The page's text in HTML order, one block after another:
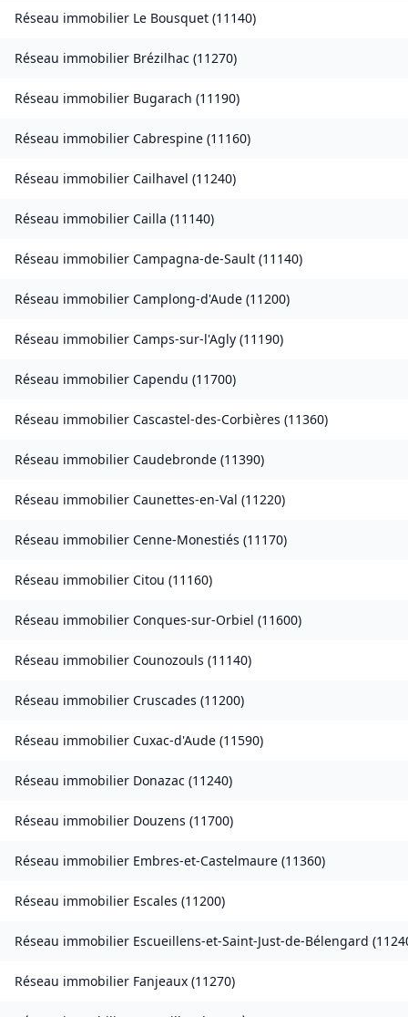
Réseau immobilier Le Bousquet (11140)
Réseau immobilier Brézilhac (11270)
Réseau immobilier Bugarach (11190)
Réseau immobilier Cabrespine (11160)
Réseau immobilier Cailhavel (11240)
Réseau immobilier Cailla (11140)
Réseau immobilier Campagna-de-Sault (11140)
Réseau immobilier Camplong-d'Aude (11200)
Réseau immobilier Camps-sur-l'Agly (11190)
Réseau immobilier Capendu (11700)
Réseau immobilier Cascastel-des-Corbières (11360)
Réseau immobilier Caudebronde (11390)
Réseau immobilier Caunettes-en-Val (11220)
Réseau immobilier Cenne-Monestiés (11170)
Réseau immobilier Citou (11160)
Réseau immobilier Conques-sur-Orbiel (11600)
Réseau immobilier Counozouls (11140)
Réseau immobilier Cruscades (11200)
Réseau immobilier Cuxac-d'Aude (11590)
Réseau immobilier Donazac (11240)
Réseau immobilier Douzens (11700)
Réseau immobilier Embres-et-Castelmaure (11360)
Réseau immobilier Escales (11200)
Réseau immobilier Escueillens-et-Saint-Just-de-Bélengard (
Réseau immobilier Fanjeaux (11270)